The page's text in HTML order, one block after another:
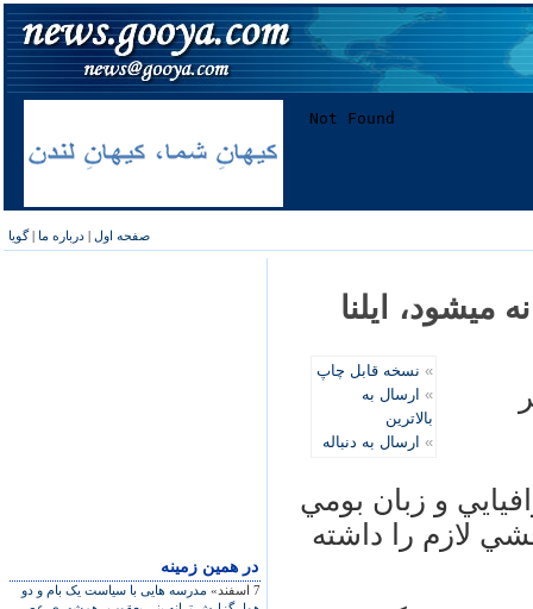
صفحه اول | درباره ما |گویا
در همين زمينه
7 اسفند»
مدرسه هايی با سياست يک بام و دو
ایلنا
» نسخه قابل چاپ
» ارسال به
بالاترین
» ارسال به دنباله
و زبان بومي
لازم را داشته